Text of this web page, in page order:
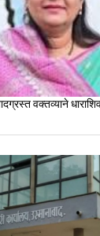
वक्तव्याने